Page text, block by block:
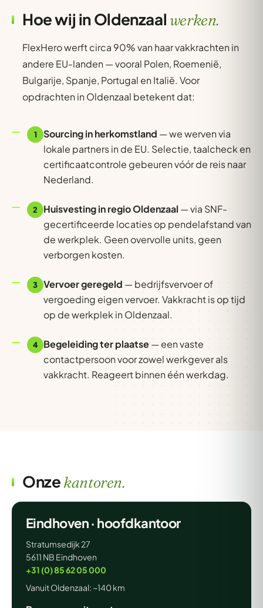
Hoe wij in Oldenzaal werken.
FlexHero werft circa 90% van haar vakkrachten in
andere EU-landen — vooral Polen, Roemenië,
Bulgarije, Spanje, Portugal en Italië. Voor
opdrachten in Oldenzaal betekent dat:
1 Sourcing in herkomstland — we werven via
lokale partners in de EU. Selectie, taalcheck en
certificaatcontrole gebeuren vóór de reis naar
Nederland.
2 Huisvesting in regio Oldenzaal — via SNF-
gecertificeerde locaties op pendelafstand van
de werkplek. Geen overvolle units, geen
verborgen kosten.
3 Vervoer geregeld — bedrijfsvervoer of
vergoeding eigen vervoer. Vakkracht is op tijd
op de werkplek in Oldenzaal.
4 Begeleiding ter plaatse— een vaste
contactpersoon voor zowel werkgever als
vakkracht. Reageert binnen één werkdag.
Onzekantoren.
Eindhoven · hoofdkantoor
Stratumsedijk 27
5611 NB Eindhoven
+31 (0) 85 62 05 000
Vanuit Oldenzaal: ~140 km